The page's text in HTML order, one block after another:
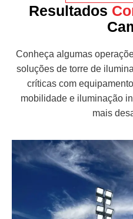
Resultados
Conheça algumas
soluções de torre de
críticas com
mobilidade e iluminação
mais